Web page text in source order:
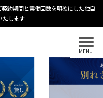
約期間と実働回数を明確にした独自
たします
MENU